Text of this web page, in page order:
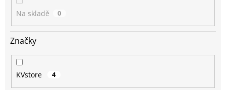
Na skladě 0
Značky
KVstore 4